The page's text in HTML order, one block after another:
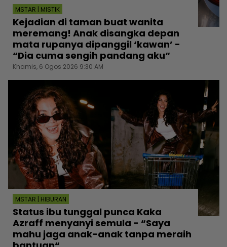
MSTAR | MISTIK
Kejadian di taman buat wanita
meremang! Anak disangka depan
mata rupanya dipanggil ‘kawan’ -
“Dia cuma sengih pandang aku“
Khamis, 6 Ogos 2026 9:30 AM
MSTAR | HIBURAN
Status ibu tunggal punca Kaka
Azraff menyanyi semula - “Saya
mahu jaga anak-anak tanpa meraih